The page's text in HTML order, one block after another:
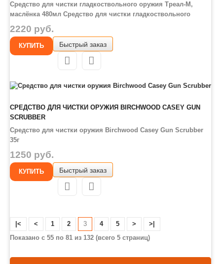
Средство для чистки гладкоствольного оружия Треал-М,
маслёнка 480мл Средство для чистки гладкоствольного
оружия от нагара, освинцовки и пластика Треал-М
предназначено для очищения ружья от продуктов сгорания
пороха, свинцовых и пластиковых отложений.
Преимущества: Без аммиака Негорючее Безопа..
2220 руб.
КУПИТЬ Быстрый заказ
СРЕДСТВО ДЛЯ ЧИСТКИ ОРУЖИЯ BIRCHWOOD CASEY GUN
SCRUBBER
Средство для чистки оружия Birchwood Casey Gun Scrubber
35г
Средство для чистки стальных частей оружия Birchwood
Casey Gun Scrubber отлично подходит для чистки УСМ,
ударников, выбрасывателей, предохранителей, газовых
поршней, автоматики, затвора. Снижает вероятность
нарушений в работе автоматики.
ВНИМАНИЕ!
Средство может повредить полимерные и
1250 руб.
КУПИТЬ Быстрый заказ
|< < 1 2 3 4 5 >
>|
Показано с 55 по 81 из 132 (всего 5 страниц)